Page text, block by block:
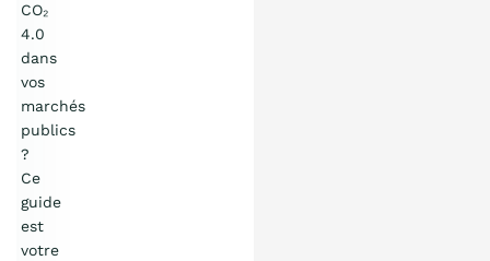
CO₂
4.0
dans
vos
marchés
publics
?
Ce
guide
est
votre